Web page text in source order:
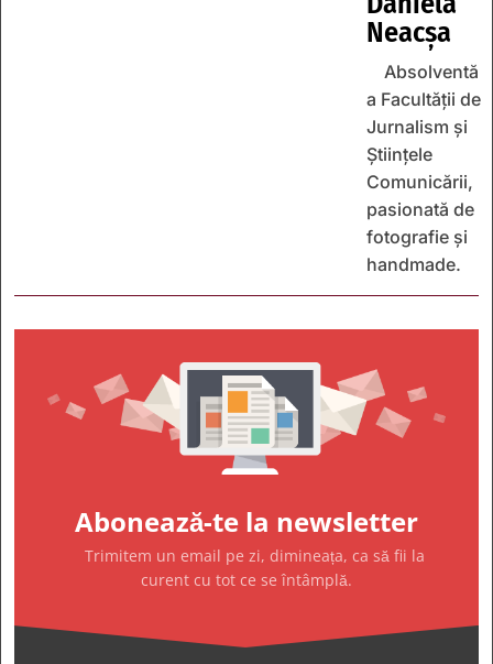
Neacșa
Absolventă
a Facultății de
Jurnalism și
Științele
Comunicării,
pasionată de
fotografie și
handmade.
Abonează-te la newsletter
Trimitem un email pe zi, dimineața, ca să fii la
curent cu tot ce se întâmplă.